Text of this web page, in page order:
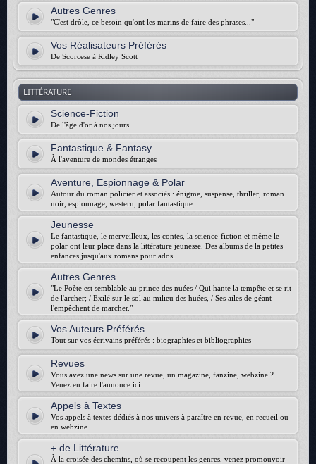
Autres Genres
"C'est drôle, ce besoin qu'ont les marins de faire des phrases..."
Vos Réalisateurs Préférés
De Scorcese à Ridley Scott
LITTÉRATURE
Science-Fiction
De l'âge d'or à nos jours
Fantastique & Fantasy
À l'aventure de mondes étranges
Aventure, Espionnage & Polar
Autour du roman policier et associés : énigme, suspense, thriller, roman
noir, espionnage, western, polar fantastique
Jeunesse
Le fantastique, le merveilleux, les contes, la science-fiction et même le
polar ont leur place dans la littérature jeunesse. Des albums de la petites
enfances jusqu'aux romans pour ados.
Autres Genres
"Le Poète est semblable au prince des nuées / Qui hante la tempête et se rit
de l'archer; / Exilé sur le sol au milieu des huées, / Ses ailes de géant
l'empêchent de marcher."
Vos Auteurs Préférés
Tout sur vos écrivains préférés : biographies et bibliographies
Revues
Vous avez une news sur une revue, un magazine, fanzine, webzine ?
Venez en faire l'annonce ici.
Appels à Textes
Vos appels à textes dédiés à nos univers à paraître en revue, en recueil ou
en webzine
+ de Littérature
À la croisée des chemins, où se recoupent les genres, venez promouvoir